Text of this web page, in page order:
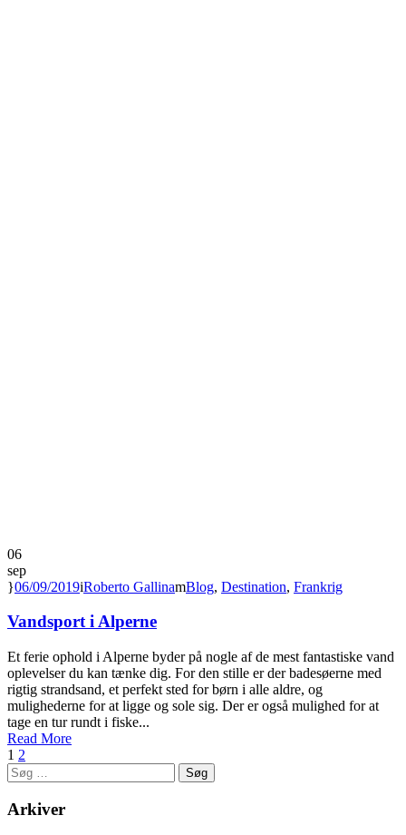
06
sep
06/09/2019 Roberto Gallina Blog, Destination, Frankrig
Vandsport i Alperne
Et ferie ophold i Alperne byder på nogle af de mest fantastiske vand
oplevelser du kan tænke dig. For den stille er der badesøerne med
rigtig strandsand, et perfekt sted for børn i alle aldre, og
mulighederne for at ligge og sole sig. Der er også mulighed for at
tage en tur rundt i fiske...
Read More
1 2
Søg
efter:
Arkiver